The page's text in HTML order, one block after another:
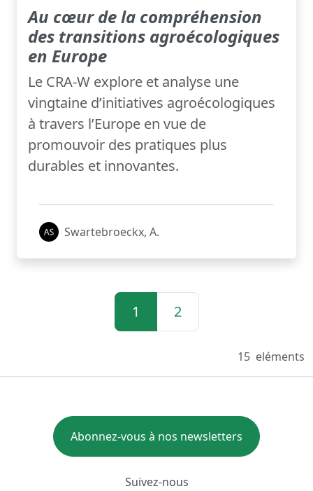
Au cœur de la compréhension
des transitions agroécologiques
en Europe
Le CRA-W explore et analyse une
vingtaine d’initiatives agroécologiques
à travers l’Europe en vue de
promouvoir des pratiques plus
durables et innovantes.
Swartebroeckx, A.
1 2
15 eléments
Abonnez-vous à nos newsletters
Suivez-nous